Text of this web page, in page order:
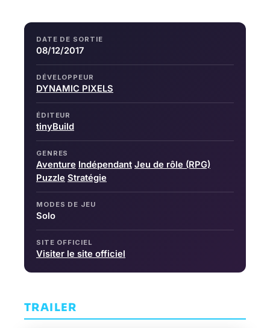
DATE DE SORTIE
08/12/2017
DÉVELOPPEUR
DYNAMIC PIXELS
ÉDITEUR
tinyBuild
GENRES
Aventure Indépendant Jeu de rôle (RPG)
Puzzle Stratégie
MODES DE JEU
Solo
SITE OFFICIEL
Visiter le site officiel
TRAILER